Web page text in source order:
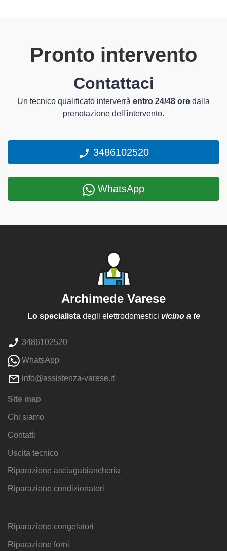
Pronto intervento
Contattaci
Un tecnico qualificato interverrà entro 24/48 ore dalla
prenotazione dell'intervento.
3486102520
WhatsApp
Archimede Varese
Lo specialistadegli elettrodomestici vicino a te
3486102520
WhatsApp
info@assistenza-varese.it
Site map
Chi siamo
Contatti
Uscita tecnico
Riparazione asciugabiancheria
Riparazione condizionatori
Riparazione congelatori
Riparazione forni